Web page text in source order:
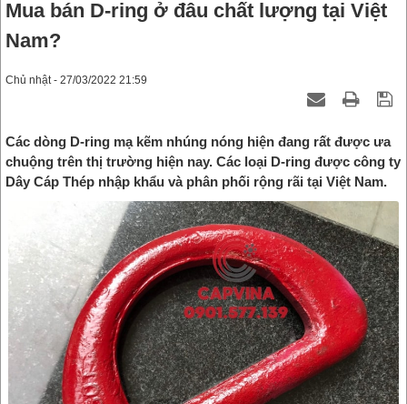
Mua bán D-ring ở đâu chất lượng tại Việt
Nam?
Chủ nhật - 27/03/2022 21:59
Các dòng D-ring mạ kẽm nhúng nóng hiện đang rất được ưa
chuộng trên thị trường hiện nay. Các loại D-ring được công ty
Dây Cáp Thép nhập khẩu và phân phối rộng rãi tại Việt Nam.